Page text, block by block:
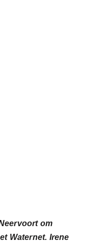
om
Waternet. Irene